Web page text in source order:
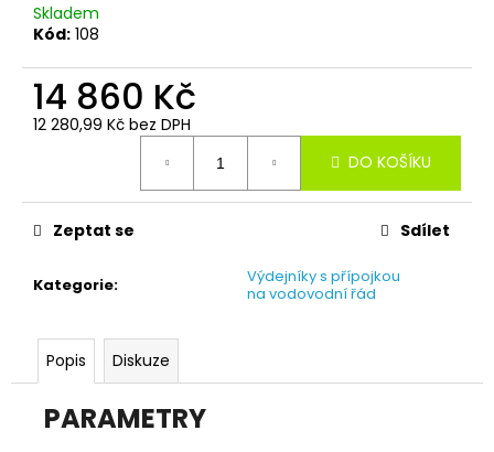
Skladem
Kód: 108
14 860 Kč
12 280,99 Kč bez DPH
DO KOŠÍKU
Kategorie:
Výdejníky s přípojkou
na vodovodní řád
Zeptat se Sdílet
Popis Diskuze
PARAMETRY
POU
VODY
PŘÍPOJENÍM
NA
FILTRACE
VODY
Kč